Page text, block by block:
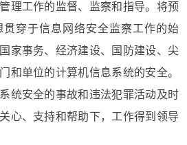
理工作的监督、监察和指导。将预
贯穿于信息网络安全监察工作的始
家事务、经济建设、国防建设、尖
和单位的计算机信息系统的安全。
统安全的事故和违法犯罪活动及时
心、支持和帮助下，工作得到领导